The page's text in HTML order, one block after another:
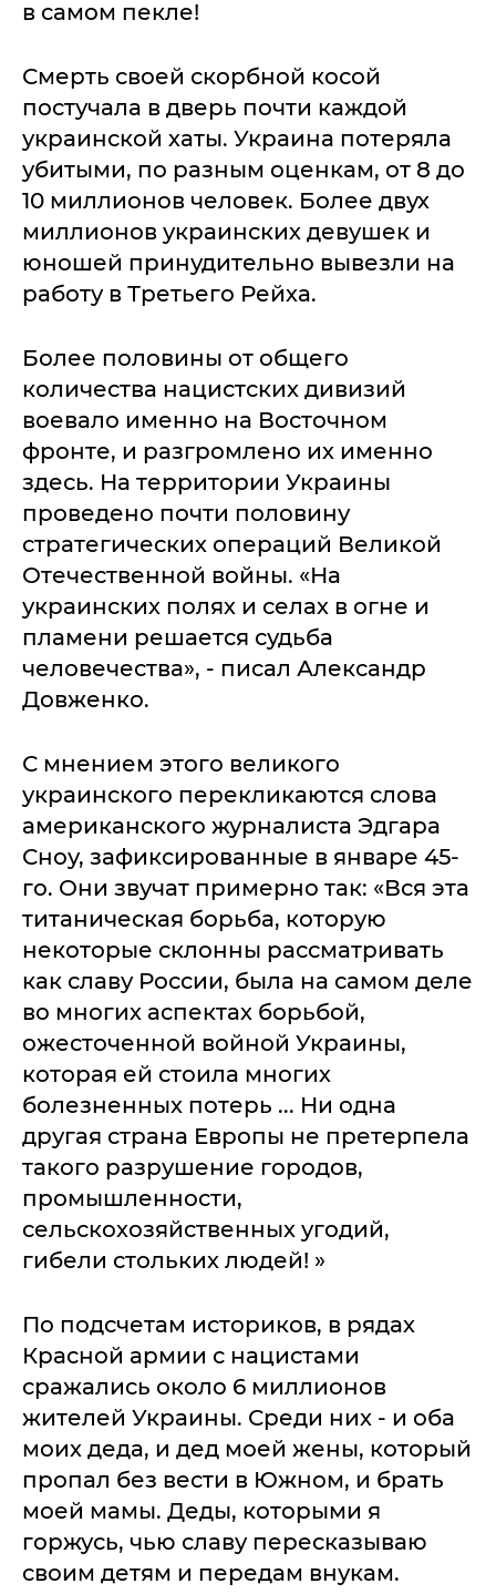
в самом пекле!
Смерть своей скорбной косой
постучала в дверь почти каждой
украинской хаты. Украина потеряла
убитыми, по разным оценкам, от 8 до
10 миллионов человек. Более двух
миллионов украинских девушек и
юношей принудительно вывезли на
работу в Третьего Рейха.
Более половины от общего
количества нацистских дивизий
воевало именно на Восточном
фронте, и разгромлено их именно
здесь. На территории Украины
проведено почти половину
стратегических операций Великой
Отечественной войны. «На
украинских полях и селах в огне и
пламени решается судьба
человечества», - писал Александр
Довженко.
С мнением этого великого
украинского перекликаются слова
американского журналиста Эдгара
Сноу, зафиксированные в январе 45-
го. Они звучат примерно так: «Вся эта
титаническая борьба, которую
некоторые склонны рассматривать
как славу России, была на самом деле
во многих аспектах борьбой,
ожесточенной войной Украины,
которая ей стоила многих
болезненных потерь ... Ни одна
другая страна Европы не претерпела
такого разрушение городов,
промышленности,
сельскохозяйственных угодий,
гибели стольких людей! »
По подсчетам историков, в рядах
Красной армии с нацистами
сражались около 6 миллионов
жителей Украины. Среди них - и оба
моих деда, и дед моей жены, который
пропал без вести в Южном, и брать
моей мамы. Деды, которыми я
горжусь, чью славу пересказываю
своим детям и передам внукам.